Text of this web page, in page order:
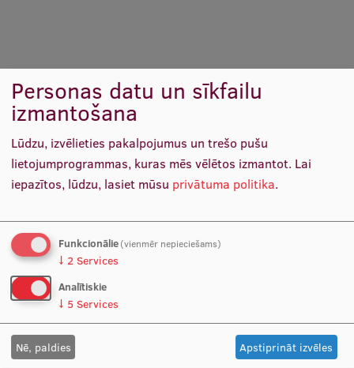
Zinātnes ietekme
Pētniecības platformas
Pētniecības pakalpojumi
Pētniecības projekti
Zinātnieku brokastis
Vertikāli integrētie projekti
Zinātniskās konferences
Prof. Dr. art. Deniss Hanovs
Docētājs
Prof. Dr. iur. Uldis Ķinis
Personas datu un sīkfailu
izmantošana
Lūdzu, izvēlieties pakalpojumus un trešo pušu
lietojumprogrammas, kuras mēs vēlētos izmantot. Lai
iepazītos, lūdzu, lasiet mūsu privātuma politika.
Funkcionālie(vienmēr nepieciešams)
↓ 2 Services
Analītiskie
↓ 5 Services
Nē, paldies Apstiprināt izvēles